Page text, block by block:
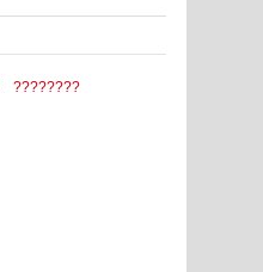
????????